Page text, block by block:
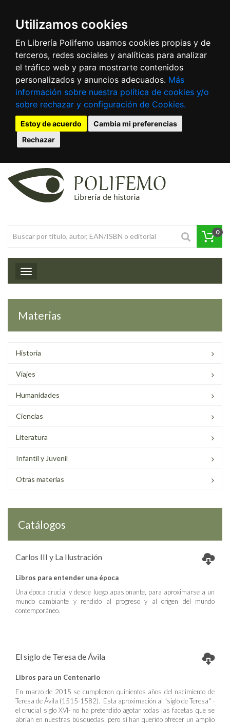
Utilizamos cookies
En Librería Polifemo usamos cookies propias y de
terceros, redes sociales y analíticas para analizar
el tráfico web y para mostrarte contenidos
personalizados y anuncios adecuados. Más
información sobre nuestra política de cookies y/o
sobre rechazar y configuración de Cookies.
Estoy de acuerdo
Cambia mi preferencias
Rechazar
0
Toggle navigation
Materias
Historia
Viajes
Humanidades
Ciencias
Literatura
Infantil y Juvenil
Otras materias
Catálogos
Carlos III y La Ilustración
Libros para entender una época
Una época crucial y desde luego apasionante, para aproximarse a un
mundo cambiante y rendido al progreso y al origen del mundo
contemporáneo.
El siglo de Teresa de Ávila
Libros para un Centenario
En marzo de 2015 se cumplieron quinientos años del nacimiento de
Teresa de Ávila (1515-1582). Esta aproximación al "siglo de Teresa" -
el crucial siglo XVI- no ha pretendido agotar todas las facetas que se
abrían en nuestras búsquedas, pero sí han querido ofrecer un amplio